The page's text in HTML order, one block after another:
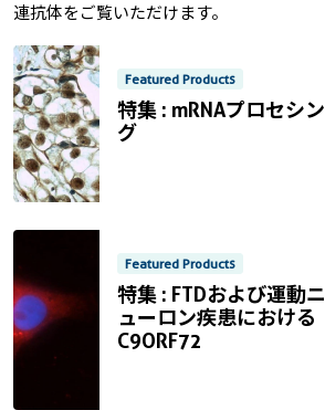
連抗体をご覧いただけます。
Featured Products
特集 : mRNAプロセシン
グ
Featured Products
特集 : FTDおよび運動ニ
ューロン疾患における
C9ORF72